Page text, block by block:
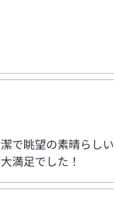
で眺望の素晴ら
満足でした！